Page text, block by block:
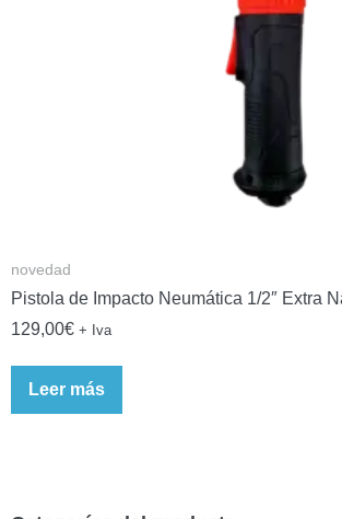
novedad
Pistola de Impacto Neumática 1/2″ Extra
129,00€ + Iva
Leer más